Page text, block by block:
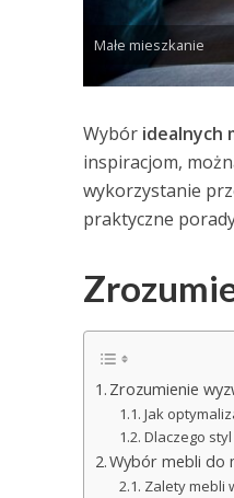
Małe mieszkanie
Wybór idealnych
inspiracjom,
wykorzystanie
praktyczne
Zrozumienie
Jak
Dlaczego
Wybór mebli do
Zalety mebli